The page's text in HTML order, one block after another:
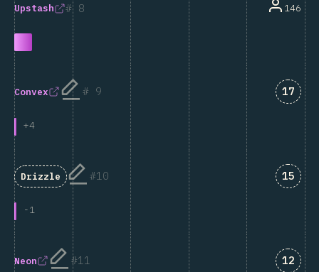
8
Upstash 146
9
Convex
+4
匹配
17
10
Drizzle
-1
匹配
15
11
Neon 匹配
12